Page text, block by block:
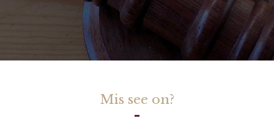
Mis see on?